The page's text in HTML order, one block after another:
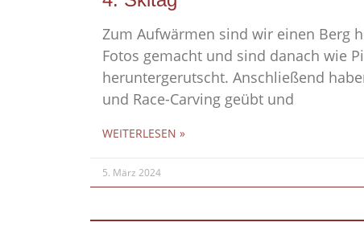
Zum Aufwärmen sind wir einen Berg
Fotos gemacht und sind danach wie
heruntergerutscht. Anschließend
und Race-Carving geübt und
WEITERLESEN »
5. März 2024